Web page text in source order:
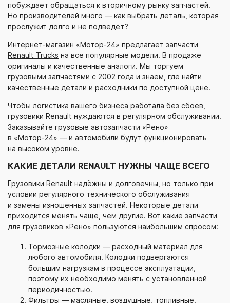
побуждает обращаться к вторичному рынку запчастей.
Но производителей много — как выбрать деталь, которая
прослужит долго и не подведёт?
Интернет-магазин «Мотор-24» предлагает запчасти
Renault Trucks на все популярные модели. В продаже
оригиналы и качественные аналоги. Мы торгуем
грузовыми запчастями с 2002 года и знаем, где найти
качественные детали и расходники по доступной цене.
Чтобы логистика вашего бизнеса работала без сбоев,
грузовики Renault нуждаются в регулярном обслуживании.
Заказывайте грузовые автозапчасти «Рено»
в «Мотор-24» — и автомобили будут функционировать
на высоком уровне.
КАКИЕ ДЕТАЛИ RENAULT НУЖНЫ ЧАЩЕ ВСЕГО
Грузовики Renault надёжны и долговечны, но только при
условии регулярного технического обслуживания
и замены изношенных запчастей. Некоторые детали
приходится менять чаще, чем другие. Вот какие запчасти
для грузовиков «Рено» пользуются наибольшим спросом:
Тормозные колодки — расходный материал для
любого автомобиля. Колодки подвергаются
большим нагрузкам в процессе эксплуатации,
поэтому их необходимо менять с установленной
периодичностью.
Фильтры — масляные, воздушные, топливные.